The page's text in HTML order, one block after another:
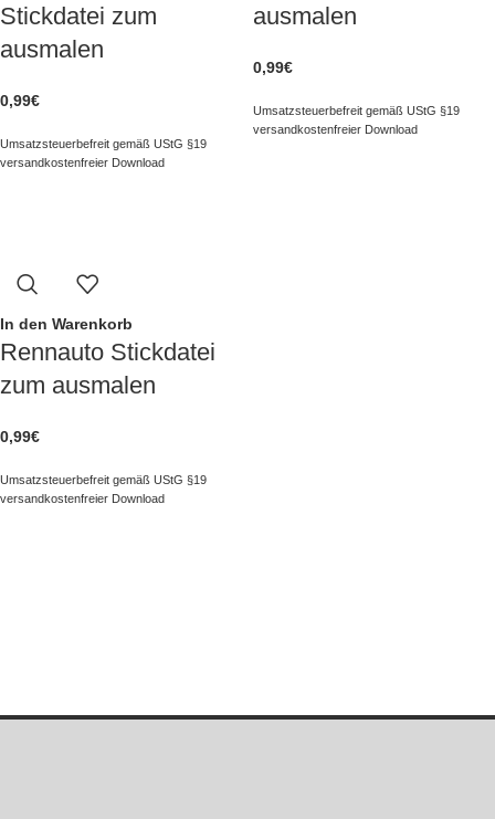
Stickdatei zum
ausmalen
0,99€
Umsatzsteuerbefreit gemäß UStG §19
versandkostenfreier Download
ausmalen
0,99€
Umsatzsteuerbefreit gemäß UStG §19
versandkostenfreier Download
In den Warenkorb
Rennauto Stickdatei
zum ausmalen
0,99€
Umsatzsteuerbefreit gemäß UStG §19
versandkostenfreier Download